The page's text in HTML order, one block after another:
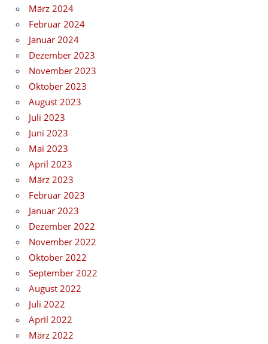
März 2024
Februar 2024
Januar 2024
Dezember 2023
November 2023
Oktober 2023
August 2023
Juli 2023
Juni 2023
Mai 2023
April 2023
März 2023
Februar 2023
Januar 2023
Dezember 2022
November 2022
Oktober 2022
September 2022
August 2022
Juli 2022
April 2022
März 2022